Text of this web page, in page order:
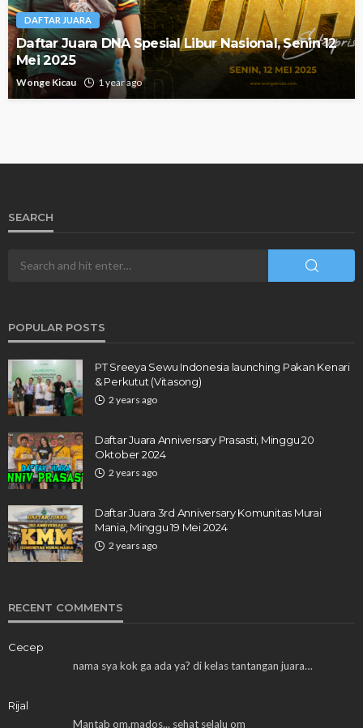
DAFTAR JUARA
Daftar Juara DNA Spesial Libur Nasional, Senin 12
Mei 2025
Wonge Kicau 1 year ago
SEARCH
POPULAR POSTS
PT Sreeya Sewu Indonesia launching Pakan Kenari
& Perkutut (Vitasong)
2 years ago
Daftar Juara Anniversary Prasasti, Minggu 20
Oktober 2024
2 years ago
Daftar Juara 3rd Anniversary Komunitas Murai
Mania, Minggu 19 Mei 2024
2 years ago
RECENT COMMENTS
Cecep
nama sya kok ga ada ya? di kelas tantangan juara…
Rijal
Mantab om.mados... sehat selalu om